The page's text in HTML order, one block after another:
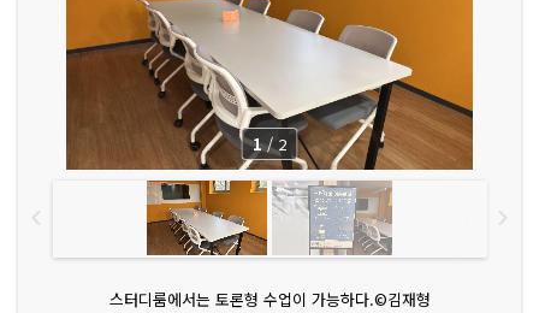
스터디룸에서는 토론형 수업이 가능하다.©김재형
1 / 2